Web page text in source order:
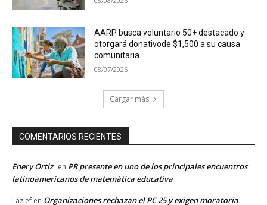
AARP busca voluntario 50+ destacado y
otorgará donativode $1,500 a su causa
comunitaria
08/07/2026
Cargar más
COMENTARIOS RECIENTES
Enery Ortiz en PR presente en uno de los principales encuentros
latinoamericanos de matemática educativa
Lazief en Organizaciones rechazan el PC 25 y exigen moratoria